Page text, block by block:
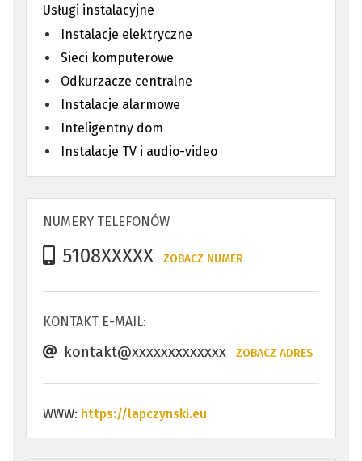
Usługi instalacyjne
Instalacje elektryczne
Sieci komputerowe
Odkurzacze centralne
Instalacje alarmowe
Inteligentny dom
Instalacje TV i audio-video
NUMERY TELEFONÓW
5108XXXXX ZOBACZ NUMER
KONTAKT E-MAIL:
kontakt@xxxxxxxxxxxxx ZOBACZ ADRES
WWW: https://lapczynski.eu